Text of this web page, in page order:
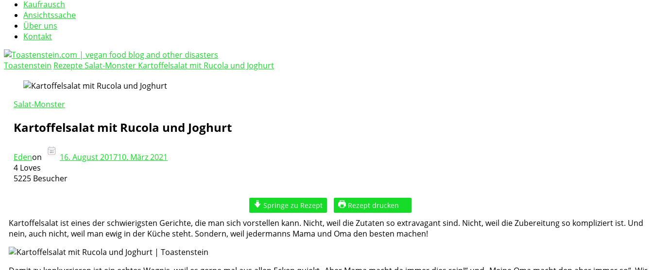
Kaufrausch
Ansichtssache
Über uns
Kontakt
Toastenstein.com
Toastenstein RezepteSalat-Monster Kartoffelsalat mit Rucola und Joghurt
Salat-Monster
Kartoffelsalat mit Rucola und Joghurt
Edenon 16. August 201710. März 2021
4 Loves
5225 Besucher
Springe zu Rezept Rezept drucken
Kartoffelsalat ist eines der schwierigsten Gerichte, die man sich vorstellen kann. Nicht, weil die Zutaten so extravagant sind. Nicht, weil die Zubereitung so kompliziert ist. Und
nein, auch nicht, weil man ewig in der Küche steht. Sondern, weil jedermanns Mama und Oma den besten machen!